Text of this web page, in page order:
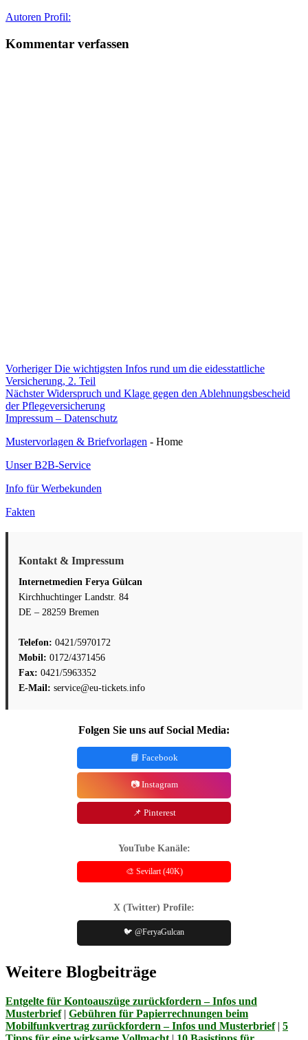
Autor
Autoren Profil:
Kommentar verfassen
Beitragsnavigation
Vorheriger Vorheriger
Beitrag:
Die wichtigsten Infos rund um die eidesstattliche
Versicherung, 2. Teil
Nächster Nächster
Beitrag:
Widerspruch und Klage gegen den Ablehnungsbescheid
der Pflegeversicherung
Impressum – Datenschutz
Mustervorlagen & Briefvorlagen - Home
Unser B2B-Service
Info für Werbekunden
Fakten
Kontakt & Impressum
Internetmedien Ferya Gülcan
Kirchhuchtinger Landstr. 84
DE – 28259 Bremen
Telefon: 0421/5970172
Mobil: 0172/4371456
Fax: 0421/5963352
E-Mail: service@eu-tickets.info
Folgen Sie uns auf Social Media:
📘 Facebook
📷 Instagram
📌 Pinterest
YouTube Kanäle:
🎨 Sevilart (40K)
X (Twitter) Profile:
🐦 @FeryaGulcan
Weitere Blogbeiträge
Entgelte für Kontoauszüge zurückfordern – Infos und
Musterbrief| Gebühren für Papierrechnungen beim
Mobilfunkvertrag zurückfordern – Infos und Musterbrief| 5